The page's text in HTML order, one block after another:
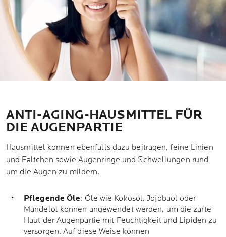
ANTI-AGING-HAUSMITTEL FÜR
DIE AUGENPARTIE
Hausmittel können ebenfalls dazu beitragen, feine Linien
und Fältchen sowie Augenringe und Schwellungen rund
um die Augen zu mildern.
Pflegende Öle: Öle wie Kokosöl, Jojobaöl oder
Mandelöl können angewendet werden, um die zarte
Haut der Augenpartie mit Feuchtigkeit und Lipiden zu
versorgen. Auf diese Weise können